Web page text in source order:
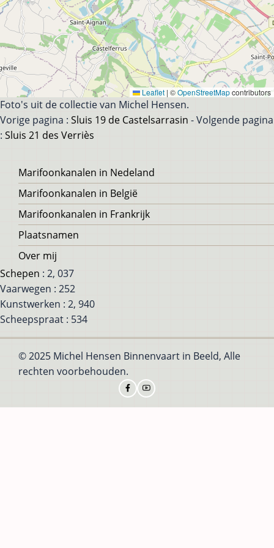
Leaflet | ©OpenStreetMapcontributors
Foto's uit de collectie van Michel Hensen.
Vorige pagina : Sluis 19 de Castelsarrasin - Volgende pagina
: Sluis 21 des Verriès
Voet
Marifoonkanalen in Nedeland
Marifoonkanalen in België
Marifoonkanalen in Frankrijk
Plaatsnamen
Over mij
Schepen : 2, 037
Vaarwegen : 252
Kunstwerken : 2, 940
Scheepspraat : 534
© 2025 Michel Hensen Binnenvaart in Beeld, Alle
rechten voorbehouden.